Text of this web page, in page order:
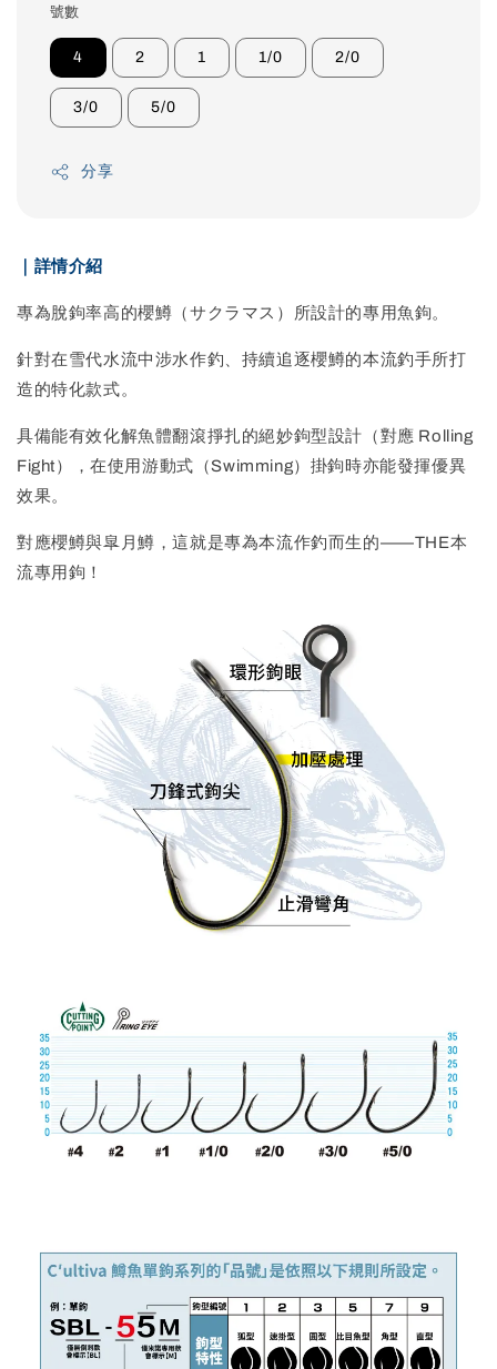
號數
4 2 1 1/0 2/0
3/0 5/0
分享
｜詳情介紹
專為脫鉤率高的櫻鱒（サクラマス）所設計的專用魚鉤。
針對在雪代水流中涉水作釣、持續追逐櫻鱒的本流釣手所打
造的特化款式。
具備能有效化解魚體翻滾掙扎的絕妙鉤型設計（對應 Rolling
Fight），在使用游動式（Swimming）掛鉤時亦能發揮優異
效果。
對應櫻鱒與皐月鱒，這就是專為本流作釣而生的——THE本
流專用鉤！